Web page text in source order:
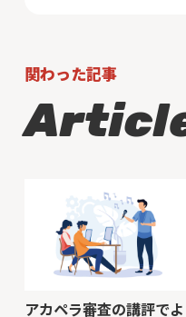
関わった記事
アカペラ審査の講評でよ